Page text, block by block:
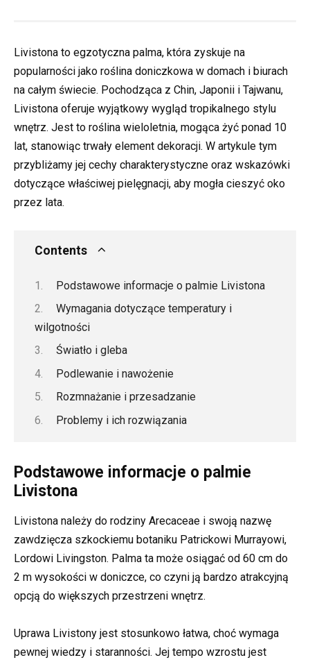
Livistona to egzotyczna palma, która zyskuje na
popularności jako roślina doniczkowa w domach i biurach
na całym świecie. Pochodząca z Chin, Japonii i Tajwanu,
Livistona oferuje wyjątkowy wygląd tropikalnego stylu
wnętrz. Jest to roślina wieloletnia, mogąca żyć ponad 10
lat, stanowiąc trwały element dekoracji. W artykule tym
przybliżamy jej cechy charakterystyczne oraz wskazówki
dotyczące właściwej pielęgnacji, aby mogła cieszyć oko
przez lata.
Contents
Podstawowe informacje o palmie Livistona
Wymagania dotyczące temperatury i
wilgotności
Światło i gleba
Podlewanie i nawożenie
Rozmnażanie i przesadzanie
Problemy i ich rozwiązania
Podstawowe informacje o palmie
Livistona
Livistona należy do rodziny Arecaceae i swoją nazwę
zawdzięcza szkockiemu botaniku Patrickowi Murrayowi,
Lordowi Livingston. Palma ta może osiągać od 60 cm do
2 m wysokości w doniczce, co czyni ją bardzo atrakcyjną
opcją do większych przestrzeni wnętrz.
Uprawa Livistony jest stosunkowo łatwa, choć wymaga
pewnej wiedzy i staranności. Jej tempo wzrostu jest